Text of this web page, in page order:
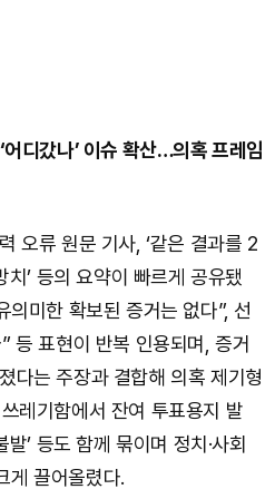
어디갔나’ 이슈 확산…의혹 프레임
오류 원문 기사, ‘같은 결과를 2
치’ 등의 요약이 빠르게 공유됐
의미한 확보된 증거는 없다”, 선
등 표현이 반복 인용되며, 증거
다는 주장과 결합해 의혹 제기형
레기함에서 잔여 투표용지 발
발’ 등도 함께 묶이며 정치·사회
게 끌어올렸다.